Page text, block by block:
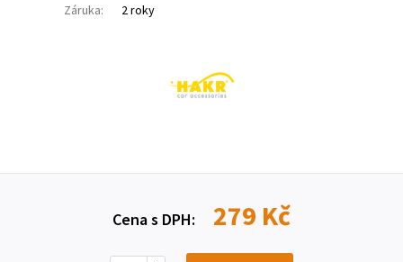
Záruka: 2 roky
Cena s DPH: 279 Kč